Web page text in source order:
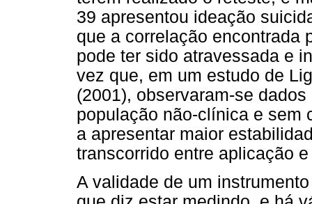
39 apresentou ideação
que a correlação encontrada
pode ter sido atravessada e
vez que, em um estudo de
(2001), observaram-se
população não-clínica e sem
a apresentar maior
transcorrido entre aplicação
A validade de um